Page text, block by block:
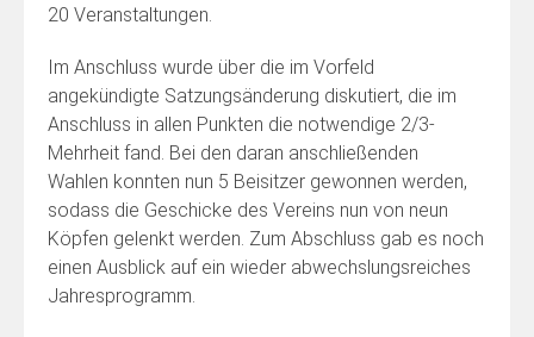
20 Veranstaltungen.
Im Anschluss wurde über die im Vorfeld
angekündigte Satzungsänderung diskutiert, die im
Anschluss in allen Punkten die notwendige 2/3-
Mehrheit fand. Bei den daran anschließenden
Wahlen konnten nun 5 Beisitzer gewonnen werden,
sodass die Geschicke des Vereins nun von neun
Köpfen gelenkt werden. Zum Abschluss gab es noch
einen Ausblick auf ein wieder abwechslungsreiches
Jahresprogramm.